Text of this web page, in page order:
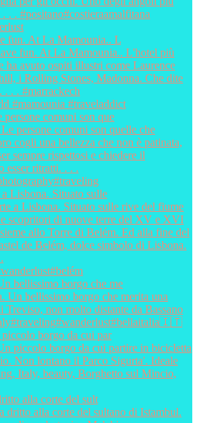
fun. At La Mamounia.. L
persone comuni son que
Lisbona. Situato sulle
bellissimo borgo che me
borgo da cui par
alla corte del sult